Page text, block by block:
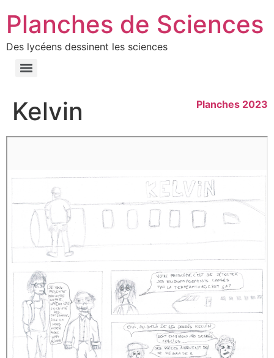
Planches de Sciences
Des lycéens dessinent les sciences
Planches 2023
Kelvin